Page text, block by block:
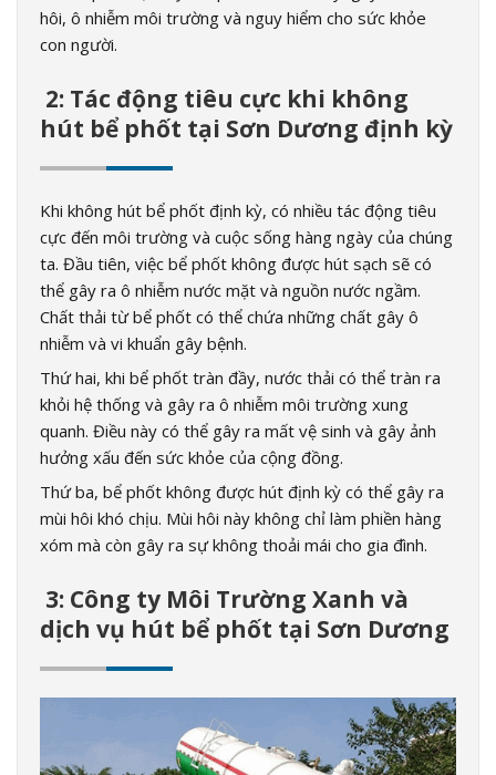
hôi, ô nhiễm môi trường và nguy hiểm cho sức khỏe
con người.
2: Tác động tiêu cực khi không
hút bể phốt tại Sơn Dương định kỳ
Khi không hút bể phốt định kỳ, có nhiều tác động tiêu
cực đến môi trường và cuộc sống hàng ngày của chúng
ta. Đầu tiên, việc bể phốt không được hút sạch sẽ có
thể gây ra ô nhiễm nước mặt và nguồn nước ngầm.
Chất thải từ bể phốt có thể chứa những chất gây ô
nhiễm và vi khuẩn gây bệnh.
Thứ hai, khi bể phốt tràn đầy, nước thải có thể tràn ra
khỏi hệ thống và gây ra ô nhiễm môi trường xung
quanh. Điều này có thể gây ra mất vệ sinh và gây ảnh
hưởng xấu đến sức khỏe của cộng đồng.
Thứ ba, bể phốt không được hút định kỳ có thể gây ra
mùi hôi khó chịu. Mùi hôi này không chỉ làm phiền hàng
xóm mà còn gây ra sự không thoải mái cho gia đình.
3: Công ty Môi Trường Xanh và
dịch vụ hút bể phốt tại Sơn Dương